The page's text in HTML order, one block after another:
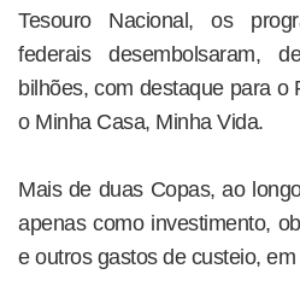
Tesouro Nacional, os
federais desembolsaram,
bilhões, com destaque para o
o Minha Casa, Minha Vida.
Mais de duas Copas, ao
apenas como investimento,
e outros gastos de custeio,